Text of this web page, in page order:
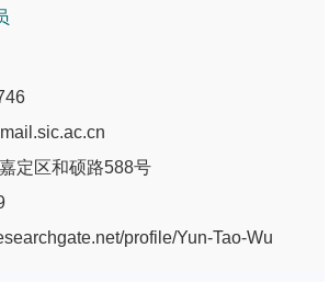
定区和硕路588号
profile/Yun-Tao-Wu